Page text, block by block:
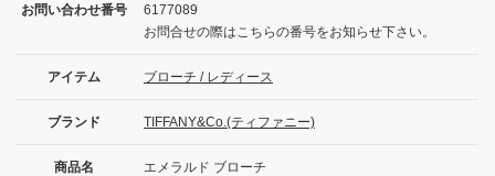
お問い合わせ番号
6177089
お問合せの際はこちらの番号をお知らせ下さい。
アイテム ブローチ / レディース
ブランド TIFFANY&Co.(ティファニー)
商品名 エメラルド ブローチ